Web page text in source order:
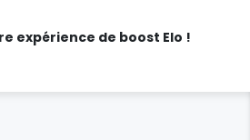
expérience de boost Elo !